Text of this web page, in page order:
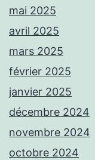
mai 2025
avril 2025
mars 2025
février 2025
janvier 2025
décembre 2024
novembre 2024
octobre 2024